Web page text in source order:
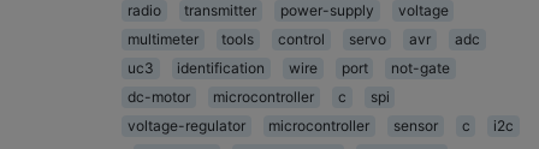
radio
transmitter power-supply
voltage
multimeter
tools control servo avr
adc
uc3
identification wire port
not-gate
dc-motor
microcontroller c
spi
voltage-regulator
microcontroller sensor c
i2c